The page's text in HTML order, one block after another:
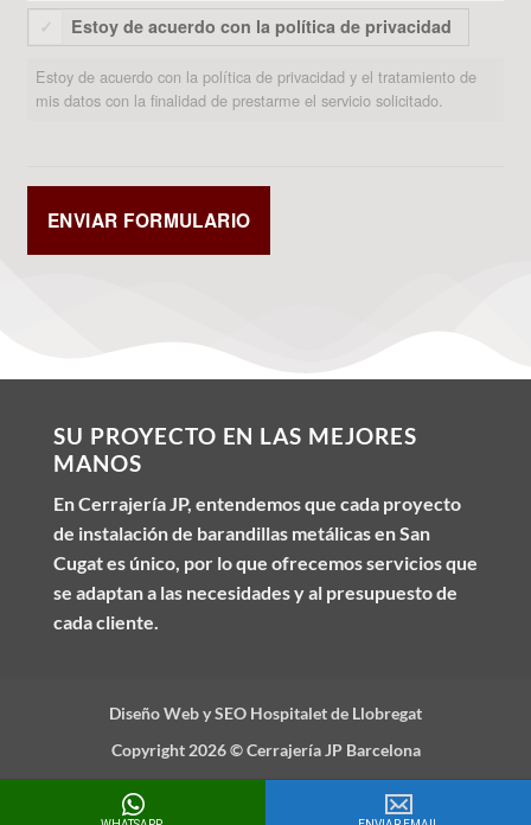
Estoy de acuerdo con la política de privacidad
Estoy de acuerdo con la política de privacidad y el tratamiento de
mis datos con la finalidad de prestarme el servicio solicitado.
SU PROYECTO EN LAS MEJORES
MANOS
En Cerrajería JP, entendemos que cada proyecto
de instalación de barandillas metálicas en San
Cugat es único, por lo que ofrecemos servicios que
se adaptan a las necesidades y al presupuesto de
cada cliente.
Diseño Web y SEO Hospitalet de Llobregat
Copyright 2026 ©Cerrajería JP Barcelona